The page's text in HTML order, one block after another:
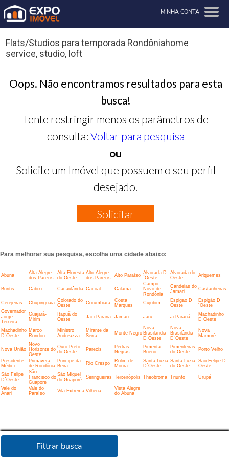
MINHA CONTA
Filtrar busca
Flats/Studios para temporada Rondôniahome
service, studio, loft
Oops. Não encontramos resultados para esta
busca!
Tente restringir menos os parâmetros de
consulta: Voltar para pesquisa
ou
Solicite um Imóvel que possuem o seu perfil
desejado.
Solicitar
Para melhorar sua pesquisa, escolha uma cidade abaixo:
Abuna
Alta Alegre
dos Parecis
Alta Floresta
do Oeste
Alto Alegre
dos Parecis
Alto Paraíso Alvorada D
´Oeste
Alvorada do
Oeste
Ariquemes
Buritis Cabixi Cacaulândia Cacoal Calama
Campo
Novo de
Rondônia
Candeias do
Jamari
Castanheiras
Cerejeiras Chupinguaia Colorado do
Oeste
Corumbiara
Costa
Marques
Cujubim
Espigao D
Oeste
Espigão D
´Oeste
Governador
Jorge
Teixeira
Guajará-
Mirim
Itapuã do
Oeste
Jaci Parana Jamari Jaru Ji-Paraná
Machadinho
D Oeste
Machadinho
D´Oeste
Marco
Rondon
Ministro
Andreazza
Mirante da
Serra
Monte Negro
Nova
Brasilandia
D Oeste
Nova
Brasilândia
D´Oeste
Nova
Mamoré
Nova União
Novo
Horizonte do
Oeste
Ouro Preto
do Oeste
Parecis
Pedras
Negras
Pimenta
Bueno
Pimenteiras
do Oeste
Porto Velho
Presidente
Médici
Primavera
de Rondônia
Principe da
Beira
Rio Crespo
Rolim de
Moura
Santa Luzia
D´Oeste
Santa Luzia
do Oeste
Sao Felipe D
Oeste
São Felipe
D´Oeste
São
Francisco do
Guaporé
São Miguel
do Guaporé
Seringueiras Teixeirópolis Theobroma Triunfo Urupá
Vale do
Anari
Vale do
Paraíso
Vila Extrema Vilhena
Vista Alegre
do Abuna